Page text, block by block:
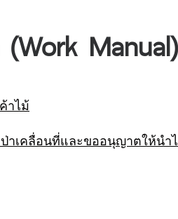
Manual)
าไม้
าเคลื่อนที่และขออนุญาตให้นำ